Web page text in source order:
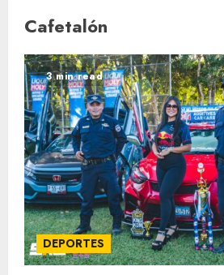
Cafetalón
3 min read
DEPORTES